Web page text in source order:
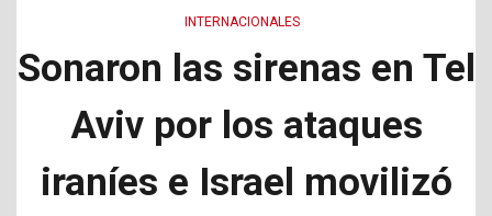
INTERNACIONALES
Sonaron las sirenas en Tel
Aviv por los ataques
iraníes e Israel movilizó